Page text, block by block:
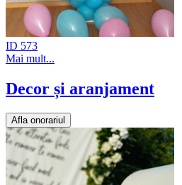
ID 573
Mai mult...
Decor și aranjament
Afla onorariul